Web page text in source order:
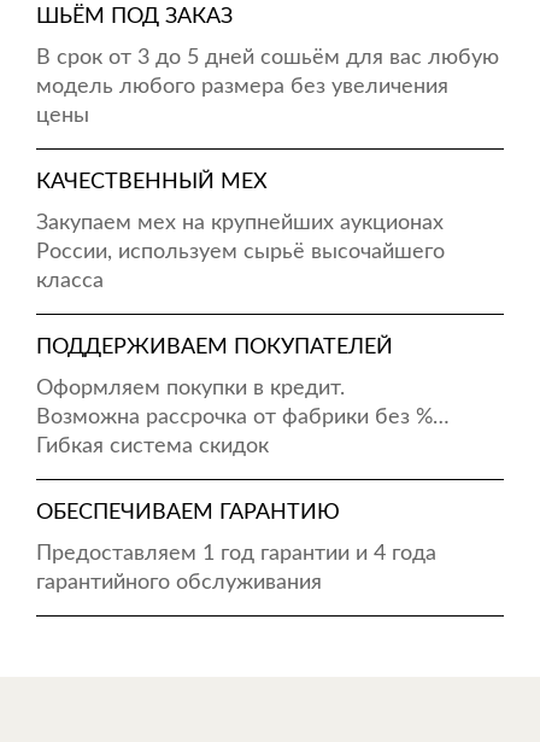
ШЬЁМ ПОД ЗАКАЗ
В срок от 3 до 5 дней сошьём для вас любую
модель любого размера без увеличения
цены
КАЧЕСТВЕННЫЙ МЕХ
Закупаем мех на крупнейших аукционах
России, используем сырьё высочайшего
класса
ПОДДЕРЖИВАЕМ ПОКУПАТЕЛЕЙ
Оформляем покупки в кредит.
Возможна рассрочка от фабрики без %…
Гибкая система скидок
ОБЕСПЕЧИВАЕМ ГАРАНТИЮ
Предоставляем 1 год гарантии и 4 года
гарантийного обслуживания